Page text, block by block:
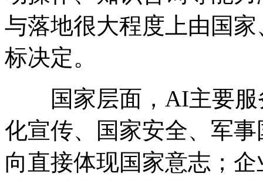
与落地很大程度上由国
标决定。
国家层面，AI主要服
化宣传、国家安全、军
向直接体现国家意志；